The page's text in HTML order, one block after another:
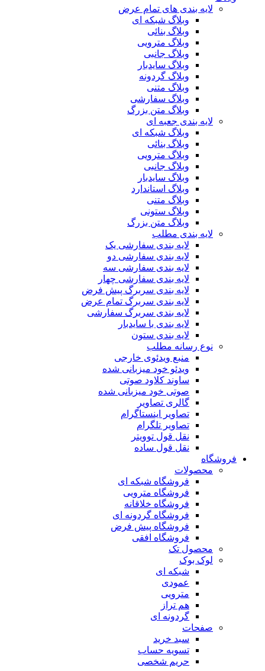
لایه بندی های تمام عرض
وبلاگ شبکه ای
وبلاگ بنائی
وبلاگ مترویی
وبلاگ جانبی
وبلاگ سایدبار
وبلاگ گردونه
وبلاگ متنی
وبلاگ سفارشی
وبلاگ متن بزرگ
لایه بندی جعبه ای
وبلاگ شبکه ای
وبلاگ بنائی
وبلاگ مترویی
وبلاگ جانبی
وبلاگ سایدبار
وبلاگ استاندارد
وبلاگ متنی
وبلاگ ستونی
وبلاگ متن بزرگ
لایه بندی مطلب
لایه بندی سفارشی یک
لایه بندی سفارشی دو
لایه بندی سفارشی سه
لایه بندی سفارشی چهار
لایه بندی سربرگ پیش فرض
لایه بندی سربرگ تمام عرض
لایه بندی سربرگ سفارشی
لایه بندی با سایدبار
لایه بندی ستون
نوع رسانه مطلب
منبع ویدئوی خارجی
ویدئو خود میزبانی شده
ساوند کلاود صوتی
صوتی خود میزبانی شده
گالری تصاویر
تصاویر اینستاگرام
تصاویر تلگرام
نقل قول توویتر
نقل قول ساده
فروشگاه
محصولات
فروشگاه شبکه ای
فروشگاه مترویی
فروشگاه خلاقانه
فروشگاه گردونه ای
فروشگاه پیش فرض
فروشگاه افقی
محصول تک
لوک بوک
شبکه ای
عمودی
مترویی
هم تراز
گردونه ای
صفحات
سبد خرید
تسویه حساب
حریم شخصی